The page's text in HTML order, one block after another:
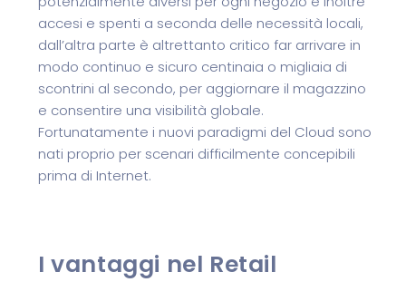
accesi e spenti a seconda delle necessità locali,
dall’altra parte è altrettanto critico far arrivare in
modo continuo e sicuro centinaia o migliaia di
scontrini al secondo, per aggiornare il magazzino
e consentire una visibilità globale.
Fortunatamente i nuovi paradigmi del Cloud sono
nati proprio per scenari difficilmente concepibili
prima di Internet.
I vantaggi nel Retail